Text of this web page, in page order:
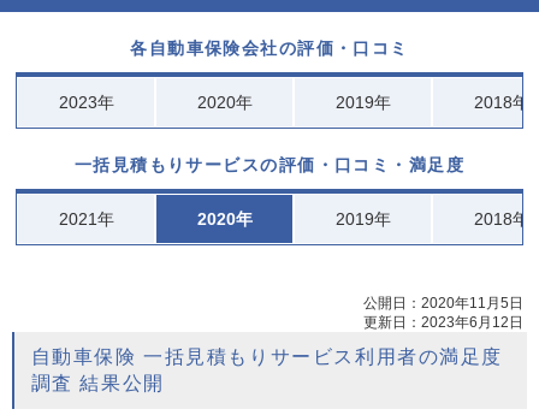
各自動車保険会社の評価・口コミ
2023年 2020年 2019年 2018年
一括見積もりサービスの評価・口コミ・満足度
2021年 2020年 2019年 2018年
公開日： 2020年11月5日
更新日： 2023年6月12日
自動車保険 一括見積もりサービス利用者の満足度
調査 結果公開